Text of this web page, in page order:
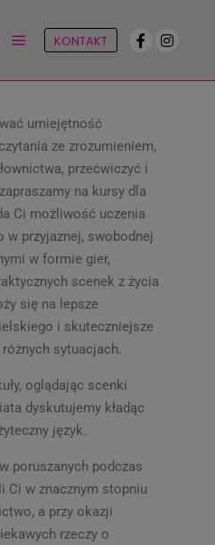
KONTAKT
umiejętność
ze zrozumieniem,
przećwiczyć i
na kursy dla
Ci możliwość uczenia
w przyjaznej, swobodnej
w formie gier,
scenek z życia
się na lepsze
i skuteczniejsze
sytuacjach.
oglądając scenki
dyskutujemy kładąc
język.
poruszanych podczas
Ci w znacznym stopniu
a przy okazji
rzeczy o